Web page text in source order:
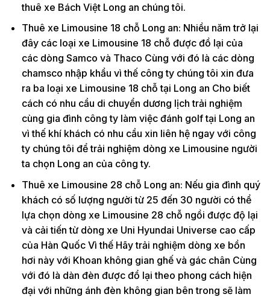
thuê xe Bách Việt Long an chúng tôi.
Thuê xe Limousine 18 chỗ Long an: Nhiều năm trở lại
đây các loại xe Limousine 18 chỗ được đồ lại của
các dòng Samco và Thaco Cùng với đó là các dòng
chamsco nhập khẩu vì thế công ty chúng tôi xin đưa
ra ba loại xe Limousine 18 chỗ tại Long an Cho biết
cách có nhu cầu di chuyển dương lịch trải nghiệm
cùng gia đình công ty làm việc đánh golf tại Long an
vì thế khí khách có nhu cầu xin liên hệ ngay với công
ty chúng tôi để trải nghiệm dòng xe Limousine người
ta chọn Long an của công ty.
Thuê xe Limousine 28 chỗ Long an: Nếu gia đình quý
khách có số lượng người từ 25 đến 30 người có thể
lựa chọn dòng xe Limousine 28 chỗ ngồi được độ lại
và cải tiến từ dòng xe Uni Hyundai Universe cao cấp
của Hàn Quốc Vì thế Hãy trải nghiệm dòng xe bồn
hơi này với Khoan không gian ghế và gác chân Cùng
với đó là dàn đèn được đổ lại theo phong cách hiện
đại với những ánh đèn không gian bên trong sẽ làm